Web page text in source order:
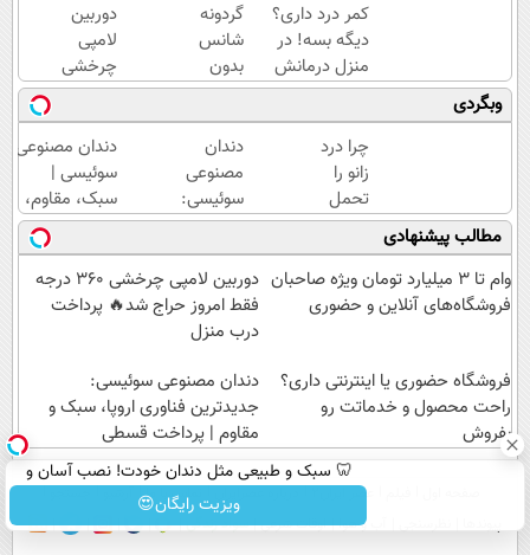
کمر درد داری؟
دیگه بسه! در
منزل درمانش
کن
(◀پرسش‌نامه)
گردونه
شانس
بدون
پوچ از
PS5
تا
آیفون17
و بیت
کوین
🔥
دوربین
لامپی
چرخشی
360
درجه
فقط
امروز
حراج
شد🔥
پرداخت
درب
منزل
وبگردی
چرا درد
زانو را
تحمل
می‌کنی؟
خیلی
ساده
درمنزل
دندان
مصنوعی
سوئیسی:
جدیدترین
فناوری
اروپا،
سبک و
مقاوم |
قسطی
دندان مصنوعی
سوئیسی |
سبک، مقاوم،
طبیعی! ویزیت
رایگان+پرداخت
اقساطی😍
مطالب پیشنهادی
وام تا ۳ میلیارد تومان ویژه صاحبان
فروشگاه‌های آنلاین و حضوری
دوربین لامپی چرخشی 360 درجه
فقط امروز حراج شد🔥 پرداخت
درب منزل
فروشگاه حضوری یا اینترنتی داری؟
راحت محصول و خدماتت رو
بفروش
دندان مصنوعی سوئیسی:
جدیدترین فناوری اروپا، سبک و
مقاوم | پرداخت قسطی
🦷 سبک و طبیعی مثل دندان خودت! نصب آسان و
پرداخت اقساطی 💳 📍 تهران
ویزیت رایگان😍 عصر ایران۲ تماس با ما
آب و هوا اوقات شرعی سواد زندگی